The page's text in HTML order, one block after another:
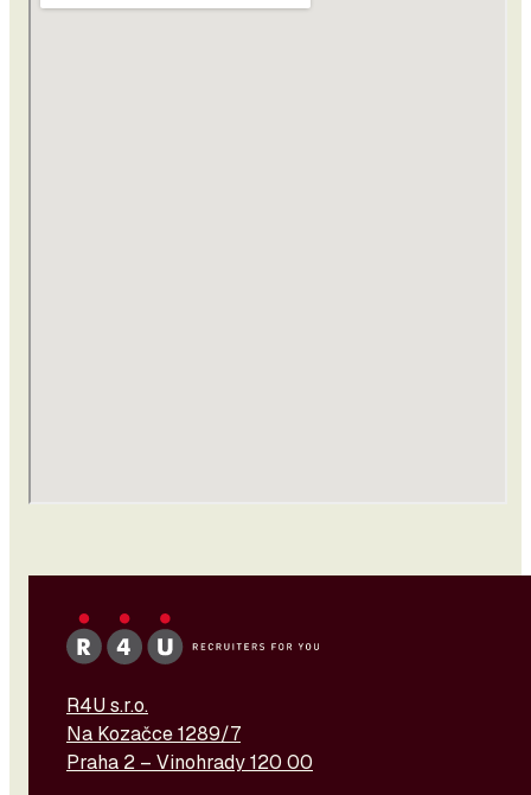
R4U s.r.o.
Na Kozačce 1289/7
Praha 2 – Vinohrady 120 00